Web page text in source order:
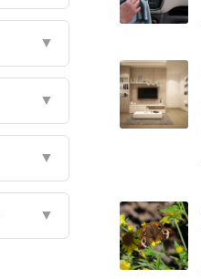
▼
▼
▼
▼